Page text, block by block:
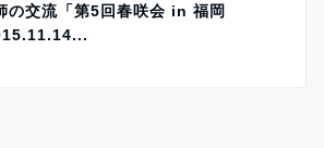
の交流「第5回春咲会 in 福岡